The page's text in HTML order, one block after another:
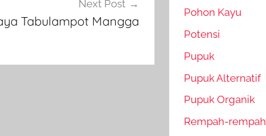
Next Post
Tabulampot Mangga
Pohon Kayu
Potensi
Pupuk
Pupuk Alternatif
Pupuk Organik
Rempah-rempah